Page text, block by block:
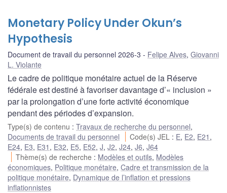
Monetary Policy Under Okun’s
Hypothesis
Document de travail du personnel 2026-3 Felipe Alves, Giovanni
L. Violante
Le cadre de politique monétaire actuel de la Réserve
fédérale est destiné à favoriser davantage d’« inclusion »
par la prolongation d’une forte activité économique
pendant des périodes d’expansion.
Type(s) de contenu : Travaux de recherche du personnel,
Documents de travail du personnel
Code(s) JEL : E, E2, E21 ,
E24, E3, E31 , E32, E5, E52, J, J2, J24, J6, J64
Thème(s) de recherche : Modèles et outils, Modèles
économiques, Politique monétaire, Cadre et transmission de la
politique monétaire, Dynamique de l’inflation et pressions
inflationnistes